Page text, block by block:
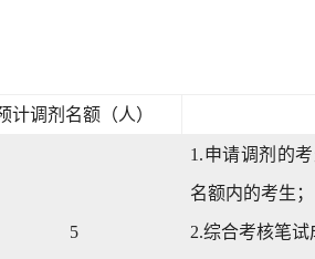
计调剂名额（人）
5
1.申请调剂的
名额内的考生；
2.综合考核笔